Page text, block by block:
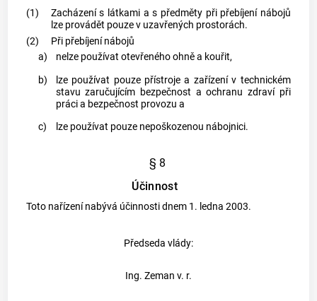
(1)
Zacházení s látkami a s předměty při přebíjení nábojů
lze provádět pouze v uzavřených prostorách.
(2)
Při přebíjení nábojů
a)
nelze používat otevřeného ohně a kouřit,
b)
lze používat pouze přístroje a zařízení v technickém
stavu zaručujícím bezpečnost a ochranu zdraví při
práci a bezpečnost provozu a
c)
lze používat pouze nepoškozenou nábojnici.
§ 8
Účinnost
Toto nařízení nabývá účinnosti dnem 1. ledna 2003.
Předseda vlády:
Ing. Zeman v. r.